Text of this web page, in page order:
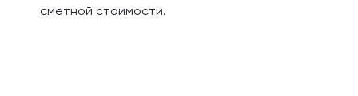
сметной стоимости.